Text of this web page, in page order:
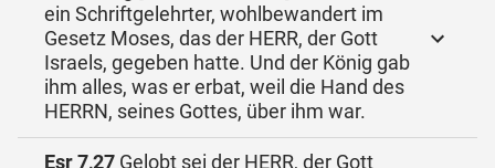
ein Schriftgelehrter, wohlbewandert im
Gesetz Moses, das der HERR, der Gott
Israels, gegeben hatte. Und der König gab
ihm alles, was er erbat, weil die Hand des
HERRN, seines Gottes, über ihm war.
Esr 7,27 Gelobt sei der HERR, der Gott